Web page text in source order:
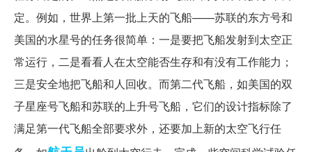
定。例如，世界上第一批上天的飞船——苏联的东方号和
美国的水星号的任务很简单：一是要把飞船发射到太空正
常运行，二是看看人在太空能否生存和有没有工作能力；
三是安全地把飞船和人回收。而第二代飞船，如美国的双
子星座号飞船和苏联的上升号飞船，它们的设计指标除了
满足第一代飞船全部要求外，还要加上新的太空飞行任